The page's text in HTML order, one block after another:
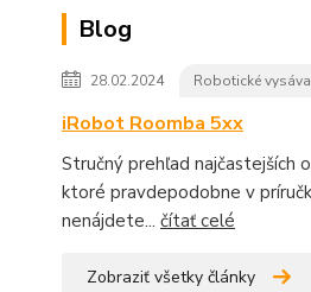
Blog
28.02.2024 Robotické
iRobot Roomba 5xx
Stručný prehľad najčastejších
ktoré pravdepodobne v
nenájdete... čítať celé
Zobraziť všetky články